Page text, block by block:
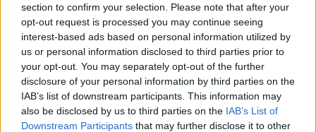
section to confirm your selection. Please note that after your
opt-out request is processed you may continue seeing
interest-based ads based on personal information utilized by
us or personal information disclosed to third parties prior to
your opt-out. You may separately opt-out of the further
disclosure of your personal information by third parties on the
IAB’s list of downstream participants. This information may
also be disclosed by us to third parties on the IAB’s List of
Downstream Participants that may further disclose it to other
utolsó írásában Slawomir Skrzypek, a lengyel
jegybank vezetője a Financial Times hasábjain.
Skrzypek is a Lech Kaczynskit szállító
repülőgépen utazott és lelte halálát a
repülőszerencsétlenségben szombat reggel. A
jegybankár eurószkepticizimusáról is ismert volt.
A cikk közlését az elhunyt jegybankelnök felesége